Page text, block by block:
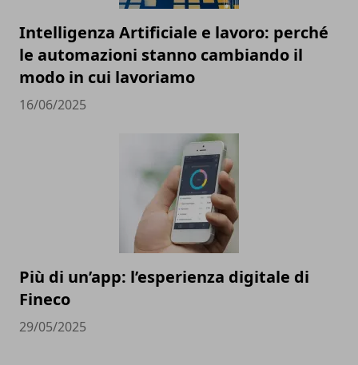
Intelligenza Artificiale e lavoro: perché
le automazioni stanno cambiando il
modo in cui lavoriamo
16/06/2025
Più di un’app: l’esperienza digitale di
Fineco
29/05/2025